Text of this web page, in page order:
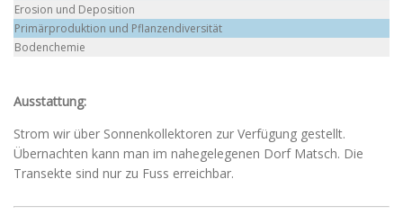
Erosion und Deposition
​Primärproduktion und Pflanzendiversität
Bodenchemie
Ausstattung:
Strom wir über Sonnenkollektoren zur Verfügung gestellt.
Übernachten kann man im nahegelegenen Dorf Matsch. Die
Transekte sind nur zu Fuss erreichbar.